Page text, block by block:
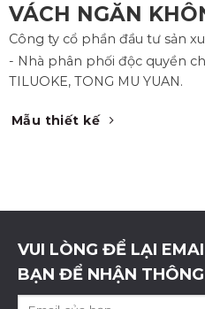
VÁCH NGĂN
Công ty cổ phần đầu tư sản
- Nhà phân phối độc quyền
TILUOKE, TONG MU YUAN.
Mẫu thiết kế
VUI LÒNG ĐỂ LẠI
BẠN ĐỂ NHẬN